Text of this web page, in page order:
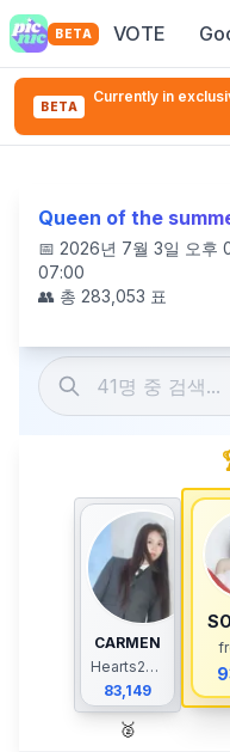
BETA VOTE
BETA
Currently in
Queen of the
📅 2026년 7월 3일 오후
07:00
👥 총 283,053 표
CARMEN
Hearts2Hearts
83,149
🥈